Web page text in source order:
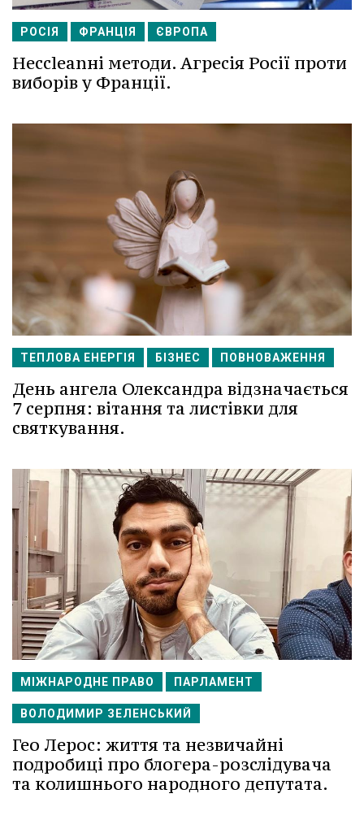
РОСІЯ ФРАНЦІЯ ЄВРОПА
Несcleanні методи. Агресія Росії проти
виборів у Франції.
ТЕПЛОВА ЕНЕРГІЯ БІЗНЕС ПОВНОВАЖЕННЯ
День ангела Олександра відзначається
7 серпня: вітання та листівки для
святкування.
МІЖНАРОДНЕ ПРАВО ПАРЛАМЕНТ
ВОЛОДИМИР ЗЕЛЕНСЬКИЙ
Гео Лерос: життя та незвичайні
подробиці про блогера-розслідувача
та колишнього народного депутата.